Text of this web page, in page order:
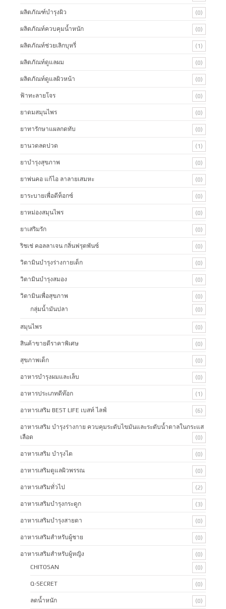
ผลิตภัณฑ์บํารุงผิว (0)
ผลิตภัณท์ควบคุมน้ำหนัก (0)
ผลิตภัณท์ช่วยเลิกบุหรี่ (1)
ผลิตภัณท์ดูแลผม (0)
ผลิตภัณท์ดูแลผิวหน้า (0)
ฟ้าทะลายโจร (0)
ยาดมสมุนไพร (0)
ยาทารักษาแผลกดทับ (0)
ยานวดลดปวด (1)
ยาบำรุงสุขภาพ (0)
ยาพ่นคอ แก้ไอ ลาลายเสมหะ (0)
ยาระบายเพื่อดีท็อกซ์ (0)
ยาหม่องสมุนไพร (0)
ยาเสริมรัก (0)
ริชเช่ คอลลาเจน กลิ่นฟรุตพันซ์ (0)
วิตามินบำรุงร่างกายเด็ก (0)
วิตามินบำรุงสมอง (0)
วิตามินเพื่อสุขภาพ
(0)
กลุ่มน้ำมันปลา
(0)
สมุนไพร (0)
สินค้าขายดีราคาพิเศษ (0)
สุขภาพเด็ก (0)
อาหารบำรุงผมและเล็บ (0)
อาหารประเภทดีท๊อก (1)
อาหารเสริม BEST LIFE เบสท์ ไลฟ์ (6)
อาหารเสริม บำรุงร่างกาย ควบคุมระดับไขมันและระดับน้ำตาลในกระแส
เลือด
(0)
อาหารเสริม บำรุงไต (0)
อาหารเสริมดูแลผิวพรรณ (0)
อาหารเสริมทั่วไป (2)
อาหารเสริมบำรุงกระดูก (3)
อาหารเสริมบำรุงสายตา (0)
อาหารเสริมสำหรับผู้ชาย (0)
อาหารเสริมสำหรับผู้หญิง
(0)
CHITOSAN
(0)
Q-SECRET (0)
ลดน้ำหนัก (0)